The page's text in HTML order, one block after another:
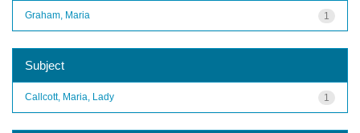
1
Graham, Maria
Subject
1
Callcott, Maria, Lady